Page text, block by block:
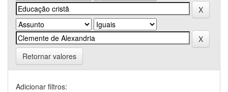
Retornar valores
Adicionar filtros: